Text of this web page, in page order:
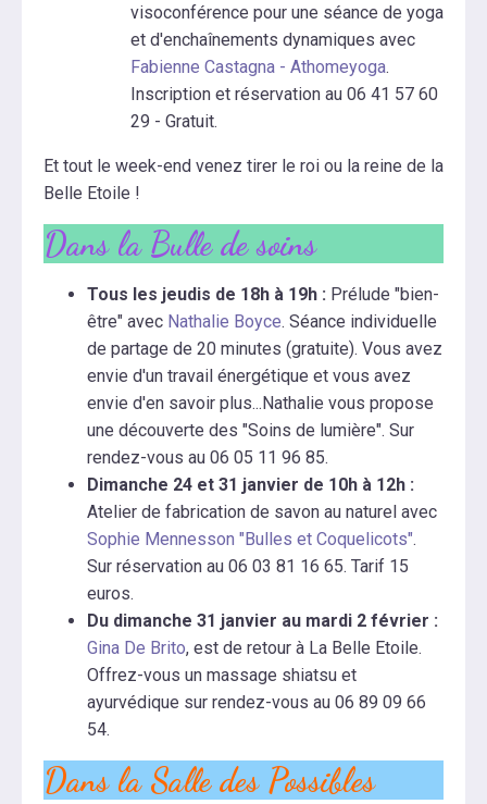
visoconférence pour une séance de yoga
et d'enchaînements dynamiques avec
Fabienne Castagna - Athomeyoga.
Inscription et réservation au 06 41 57 60
29 - Gratuit.
Et tout le week-end venez tirer le roi ou la reine de la
Belle Etoile !
Dans la Bulle de soins
Tous les jeudis de 18h à 19h : Prélude "bien-
être" avec Nathalie Boyce. Séance individuelle
de partage de 20 minutes (gratuite). Vous avez
envie d'un travail énergétique et vous avez
envie d'en savoir plus...Nathalie vous propose
une découverte des "Soins de lumière". Sur
rendez-vous au 06 05 11 96 85.
Dimanche 24 et 31 janvier de 10h à 12h :
Atelier de fabrication de savon au naturel avec
Sophie Mennesson "Bulles et Coquelicots".
Sur réservation au 06 03 81 16 65. Tarif 15
euros.
Du dimanche 31 janvier au mardi 2 février :
Gina De Brito, est de retour à La Belle Etoile.
Offrez-vous un massage shiatsu et
ayurvédique sur rendez-vous au 06 89 09 66
54.
Dans la Salle des Possibles